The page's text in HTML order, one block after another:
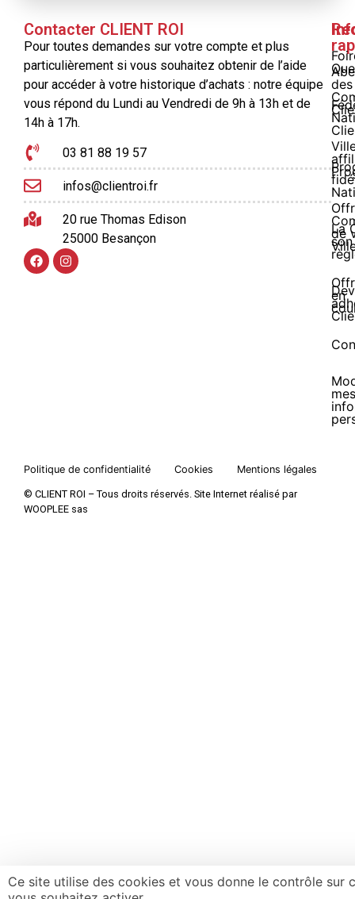
Contacter CLIENT ROI
Pour toutes demandes sur votre compte et plus
particulièrement si vous souhaitez obtenir de l’aide
pour accéder à votre historique d’achats : notre équipe
vous répond du Lundi au Vendredi de 9h à 13h et de
14h à 17h.
03 81 88 19 57
infos@clientroi.fr
20 rue Thomas Edison
25000 Besançon
La
son
des
de
en
mes
Politique de confidentialité Cookies Mentions légales
© CLIENT ROI – Tous droits réservés. Site Internet réalisé par
WOOPLEE sas
Ce site utilise des cookies et vous donne le contrôle sur